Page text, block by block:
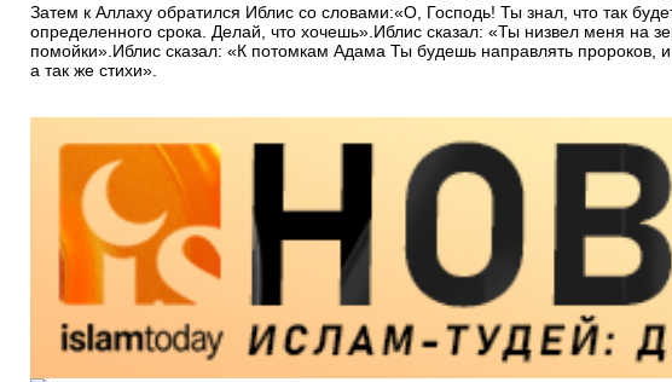
Затем к Аллаху обратился Иблис со словами:«О, Господь! Ты знал, что так
определенного срока. Делай, что хочешь».Иблис сказал: «Ты низвел меня на
помойки».Иблис сказал: «К потомкам Адама Ты будешь направлять пророков,
а так же стихи».